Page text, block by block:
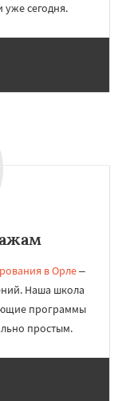
уже сегодня.
в Орле–
Наша школа
программы
простым.